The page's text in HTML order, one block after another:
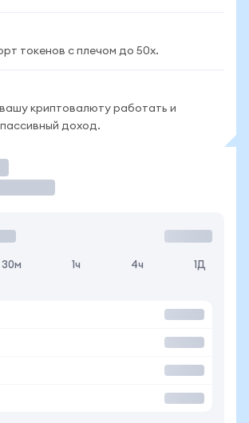
токенов с плечом до 50x.
криптовалюту работать и
доход.
30м 1ч 4ч 1Д